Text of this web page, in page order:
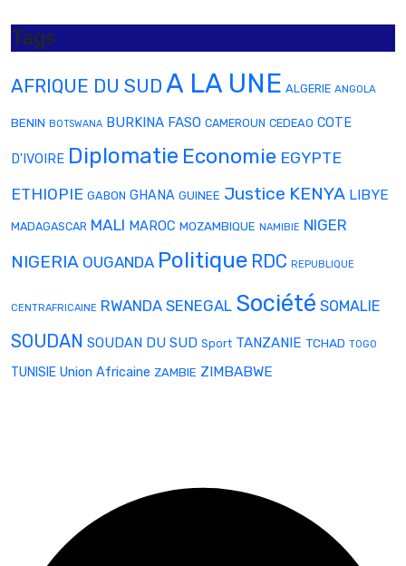
Tags
AFRIQUE DU SUD A LA UNE ALGERIE ANGOLA
BENIN BOTSWANA BURKINA FASO CAMEROUN CEDEAO COTE
D'IVOIRE Diplomatie Economie EGYPTE
ETHIOPIE GABON GHANA GUINEE Justice KENYA LIBYE
MADAGASCAR MALI MAROC MOZAMBIQUE NAMIBIE NIGER
NIGERIA OUGANDA Politique RDC REPUBLIQUE
CENTRAFRICAINE RWANDA SENEGAL Société SOMALIE
SOUDAN SOUDAN DU SUD Sport TANZANIE TCHAD TOGO
TUNISIE Union Africaine ZAMBIE ZIMBABWE